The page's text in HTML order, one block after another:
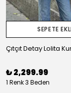
SEPETE
₺ 2,299.99
1 Renk 3 Beden